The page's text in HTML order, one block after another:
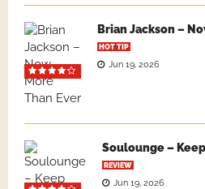
Brian Jackson –
HOT TIP
Jun 19, 2026
Soulounge –
REVIEW
Jun 19, 2026